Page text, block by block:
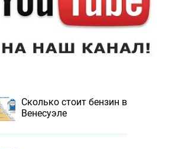
Сколько стоит бензин в
Венесуэле